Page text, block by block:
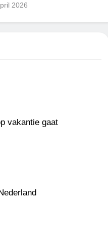
2026
vakantie gaat